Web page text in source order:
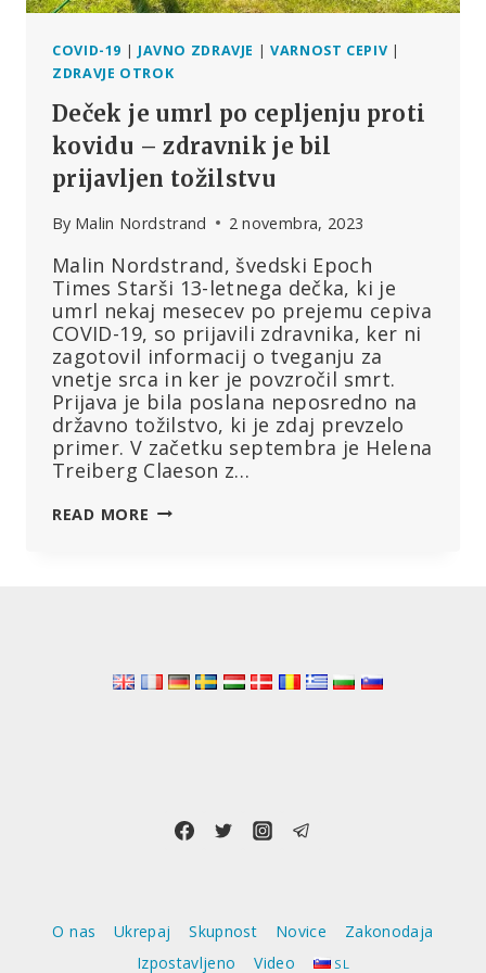
COVID-19 | JAVNO ZDRAVJE |VARNOST CEPIV |
ZDRAVJE OTROK
Deček je umrl po cepljenju proti
kovidu – zdravnik je bil
prijavljen tožilstvu
By Malin Nordstrand 2 novembra, 2023
Malin Nordstrand, švedski Epoch
Times Starši 13-letnega dečka, ki je
umrl nekaj mesecev po prejemu cepiva
COVID-19, so prijavili zdravnika, ker ni
zagotovil informacij o tveganju za
vnetje srca in ker je povzročil smrt.
Prijava je bila poslana neposredno na
državno tožilstvo, ki je zdaj prevzelo
primer. V začetku septembra je Helena
Treiberg Claeson z…
READ MORE DEČEK
–
ZDRAVNIK
O nas Ukrepaj Skupnost Novice
Zakonodaja
Izpostavljeno
Video SL